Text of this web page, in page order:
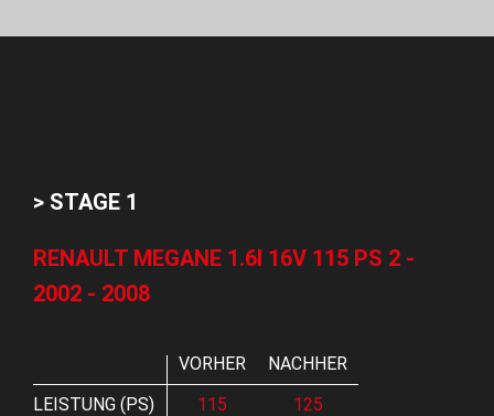
> STAGE 1
RENAULT MEGANE 1.6I 16V 115 PS 2 -
2002 - 2008
VORHER
NACHHER
LEISTUNG (PS)
115
125